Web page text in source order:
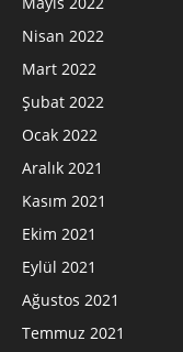
Nisan 2022
Mart 2022
Şubat 2022
Ocak 2022
Aralık 2021
Kasım 2021
Ekim 2021
Eylül 2021
Ağustos 2021
Temmuz 2021